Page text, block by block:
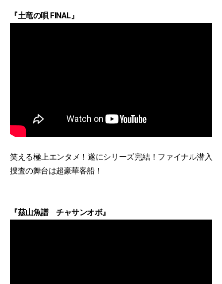
『土竜の唄 FINAL』
笑える極上エンタメ！遂にシリーズ完結！ファイナル潜入
捜査の舞台は超豪華客船！
『茲山魚譜 チャサンオボ』